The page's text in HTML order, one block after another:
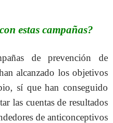
estas campañas?
de prevención de
alcanzado los objetivos
sí que han conseguido
las cuentas de resultados
de anticonceptivos